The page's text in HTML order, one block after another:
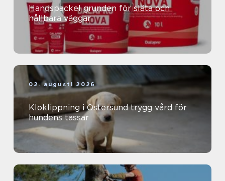
Handspackel grunden för släta och
hållbara väggar
02. augusti 2026
Kloklippning i Östersund trygg vård för
hundens tassar